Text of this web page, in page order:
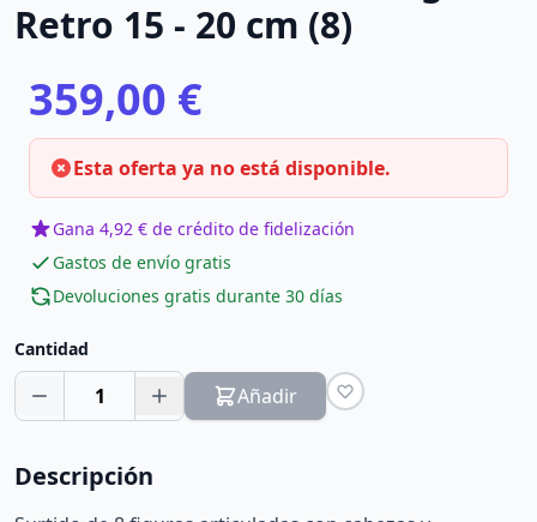
Retro 15 - 20 cm (8)
359,00 €
Esta oferta ya no está disponible.
Gana 4,92 € de crédito de fidelización
Gastos de envío gratis
Devoluciones gratis durante 30 días
Cantidad
1 Añadir
Descripción